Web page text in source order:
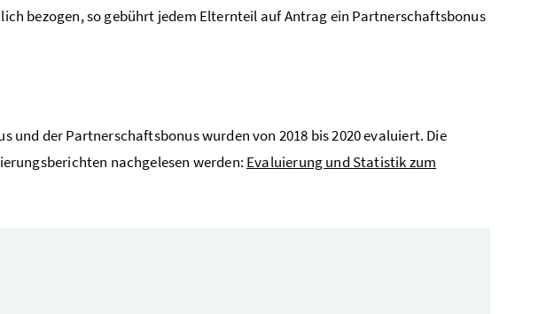
bezogen, so gebührt jedem Elternteil auf Antrag ein Partnerschaftsbonus
und der Partnerschaftsbonus wurden von 2018 bis 2020 evaluiert. Die
nachgelesen werden: Evaluierung und Statistik zum